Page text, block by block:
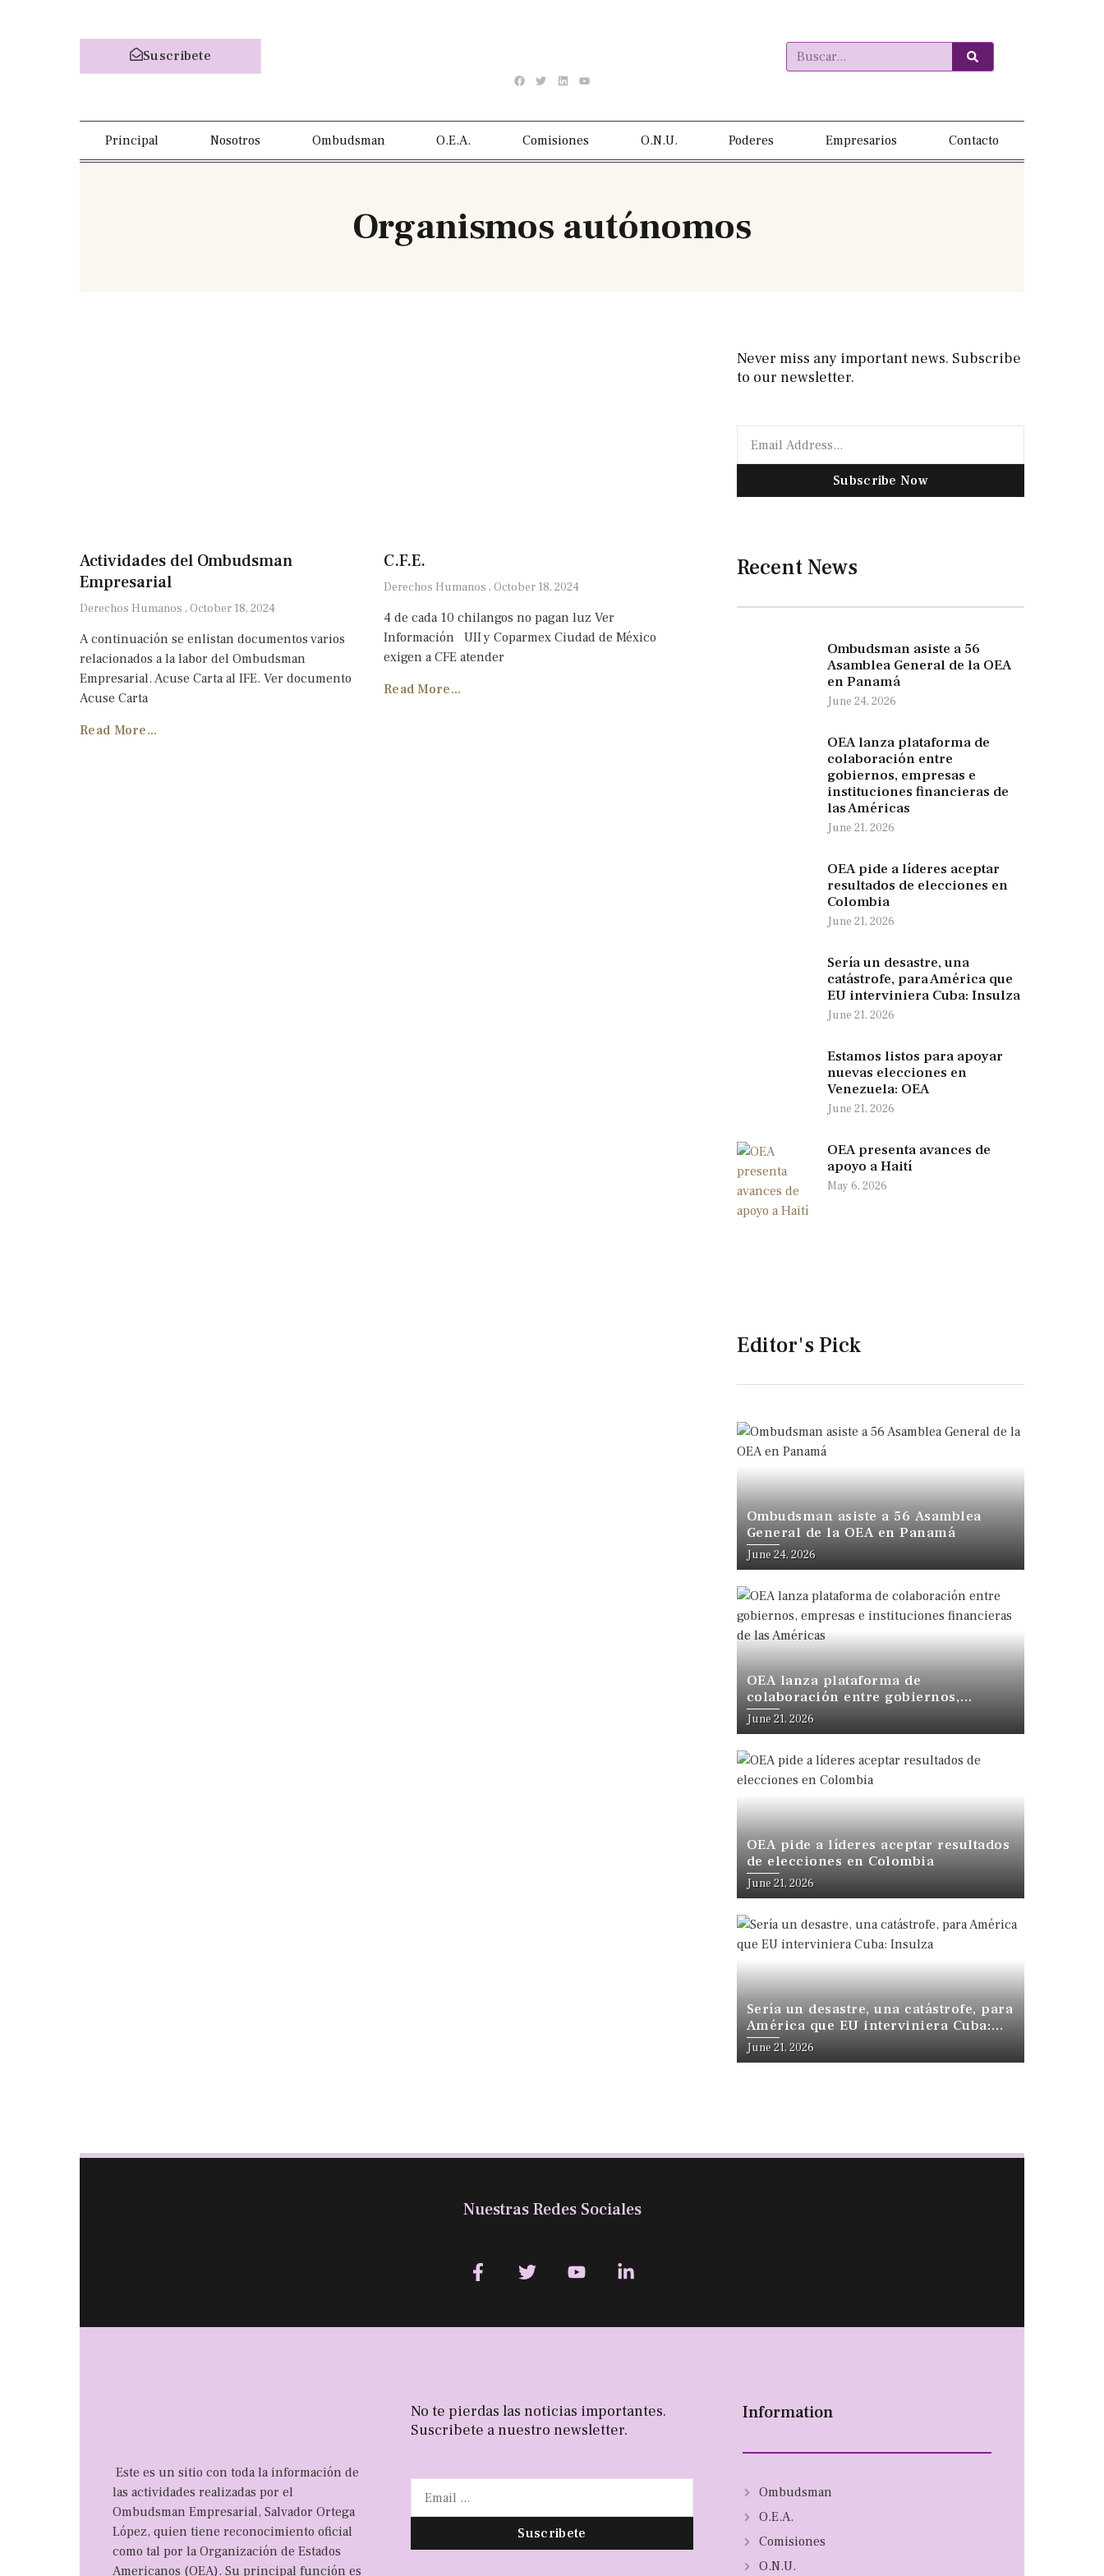
Suscribete
Principal Nosotros Ombudsman O.E.A. Comisiones O.N.U. Poderes Empresarios Contacto
Organismos autónomos
Actividades del Ombudsman
Empresarial
Derechos Humanos October 18, 2024
A continuación se enlistan documentos varios
relacionados a la labor del Ombudsman
Empresarial. Acuse Carta al IFE. Ver documento
Acuse Carta
Read More...
C.F.E.
Derechos Humanos October 18, 2024
4 de cada 10 chilangos no pagan luz Ver
Información UII y Coparmex Ciudad de México
exigen a CFE atender
Read More...
Never miss any important news. Subscribe
to our newsletter.
Subscribe Now
Recent News
Ombudsman asiste a 56
Asamblea General de la OEA
en Panamá
June 24, 2026
OEA lanza plataforma de
colaboración entre
gobiernos, empresas e
instituciones financieras de
las Américas
June 21, 2026
OEA pide a líderes aceptar
resultados de elecciones en
Colombia
June 21, 2026
Sería un desastre, una
catástrofe, para América que
EU interviniera Cuba: Insulza
June 21, 2026
Estamos listos para apoyar
nuevas elecciones en
Venezuela: OEA
June 21, 2026
OEA presenta avances de
apoyo a Haití
May 6, 2026
Editor's Pick
Ombudsman asiste a 56 Asamblea
General de la OEA en Panamá
June 24, 2026
OEA lanza plataforma de
colaboración entre gobiernos,
empresas e instituciones financieras
de las Américas
June 21, 2026
OEA pide a líderes aceptar resultados
de elecciones en Colombia
June 21, 2026
Sería un desastre, una catástrofe, para
América que EU interviniera Cuba:
Insulza
June 21, 2026
Nuestras Redes Sociales
Este es un sitio con toda la información de
las actividades realizadas por el
Ombudsman Empresarial, Salvador Ortega
López, quien tiene reconocimiento oficial
como tal por la Organización de Estados
Americanos (OEA). Su principal función es
No te pierdas las noticias importantes.
Suscribete a nuestro newsletter.
Suscribete
Information
Ombudsman
O.E.A.
Comisiones
O.N.U.